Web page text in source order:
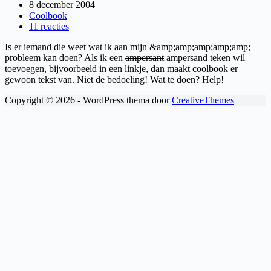
8 december 2004
Coolbook
11 reacties
Is er iemand die weet wat ik aan mijn &amp;amp;amp;amp;amp;
probleem kan doen? Als ik een ampersant ampersand teken wil
toevoegen, bijvoorbeeld in een linkje, dan maakt coolbook er
gewoon tekst van. Niet de bedoeling! Wat te doen? Help!
Copyright © 2026 - WordPress thema doorCreativeThemes